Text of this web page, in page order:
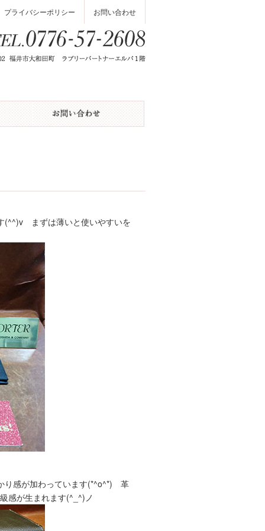
プライバシーポリシー お問い合わせ
(^^)v まずは薄いと使いやすいを
り感が加わっています(*^o^*) 革
感が生まれます(^_^)ノ